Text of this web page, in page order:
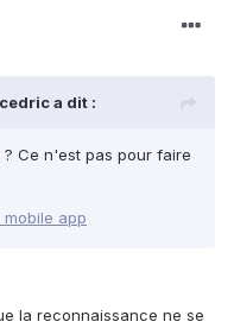
a dit :
? Ce n'est pas pour faire
mobile app
la reconnaissance ne se